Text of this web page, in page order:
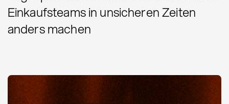
Einkaufsteams in unsicheren Zeiten
anders machen